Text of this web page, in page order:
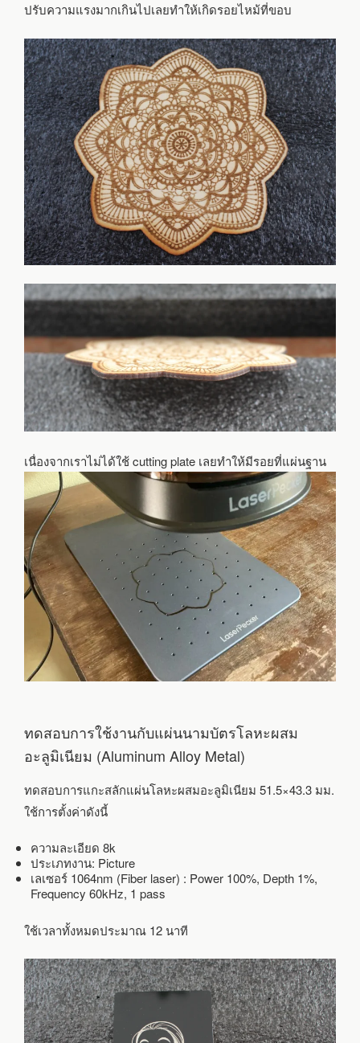
ปรับความแรงมากเกินไปเลยทำให้เกิดรอยไหม้ที่ขอบ
เนื่องจากเราไม่ได้ใช้ cutting plate เลยทำให้มีรอยที่แผ่นฐาน
ทดสอบการใช้งานกับแผ่นนามบัตรโลหะผสม
อะลูมิเนียม (Aluminum Alloy Metal)
ทดสอบการแกะสลักแผ่นโลหะผสมอะลูมิเนียม 51.5×43.3 มม.
ใช้การตั้งค่าดังนี้
ความละเอียด 8k
ประเภทงาน: Picture
เลเซอร์ 1064nm (Fiber laser) : Power 100%, Depth 1%,
Frequency 60kHz, 1 pass
ใช้เวลาทั้งหมดประมาณ 12 นาที